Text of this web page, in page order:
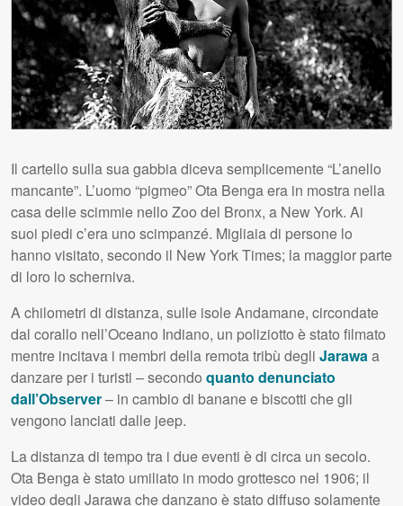
Il cartello sulla sua gabbia diceva semplicemente “L’anello
mancante”. L’uomo “pigmeo” Ota Benga era in mostra nella
casa delle scimmie nello Zoo del Bronx, a New York. Ai
suoi piedi c’era uno scimpanzé. Migliaia di persone lo
hanno visitato, secondo il New York Times; la maggior parte
di loro lo scherniva.
A chilometri di distanza, sulle isole Andamane, circondate
dal corallo nell’Oceano Indiano, un poliziotto è stato filmato
mentre incitava i membri della remota tribù degli Jarawaa
danzare per i turisti – secondo quanto denunciato
dall’Observer– in cambio di banane e biscotti che gli
vengono lanciati dalle jeep.
La distanza di tempo tra i due eventi è di circa un secolo.
Ota Benga è stato umiliato in modo grottesco nel 1906; il
video degli Jarawa che danzano è stato diffuso solamente